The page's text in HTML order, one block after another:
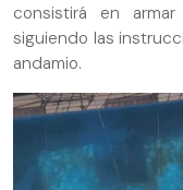
consistirá en
siguiendo las
andamio.